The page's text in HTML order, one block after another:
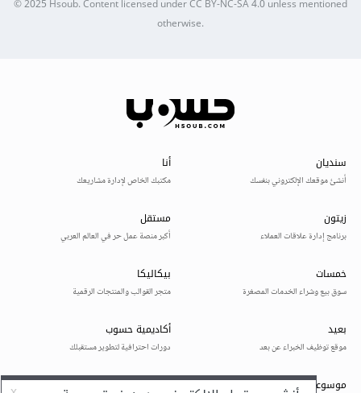
© 2025Hsoub.Content licensed underCC BY-NC-SA 4.0unless mentioned
otherwise.